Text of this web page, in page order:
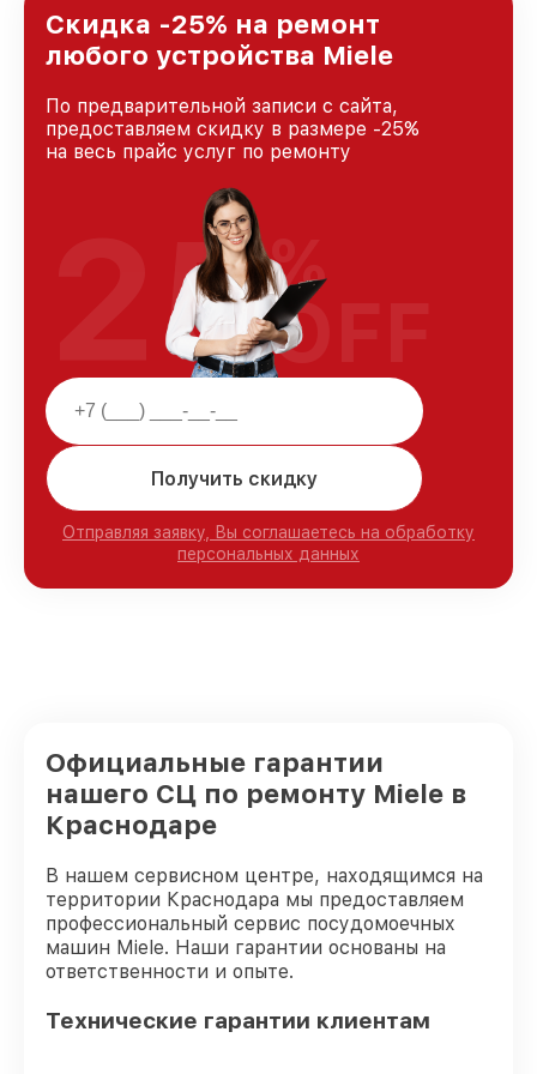
Скидка -25% на ремонт
любого устройства Miele
По предварительной записи с сайта,
предоставляем скидку в размере -25%
на весь прайс услуг по ремонту
Получить скидку
Отправляя заявку, Вы соглашаетесь на обработку
персональных данных
25%
OFF
Официальные гарантии
нашего СЦ по ремонту Miele в
Краснодаре
В нашем сервисном центре, находящимся на
территории Краснодара мы предоставляем
профессиональный сервис посудомоечных
машин Miele. Наши гарантии основаны на
ответственности и опыте.
Технические гарантии клиентам